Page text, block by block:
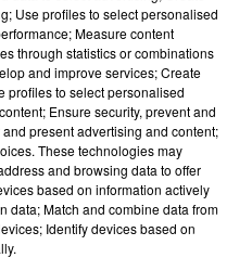
(MATIN)
pour faire face
menuiserie flambant neuf
Use profiles to select personalised
Measure content
through statistics or combinations
and improve services; Create
profiles to select personalised
Ensure security, prevent and
present advertising and content;
These technologies may
and browsing data to offer
based on information actively
data; Match and combine data from
Identify devices based on